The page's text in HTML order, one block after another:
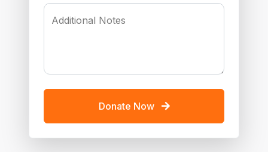
Additional Notes
Donate Now